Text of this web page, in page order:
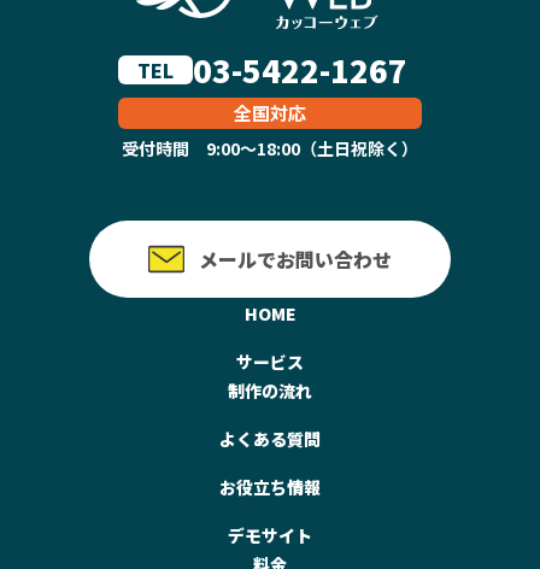
TEL 03-5422-1267
全国対応
受付時間 9:00～18:00（土日祝除く）
メールでお問い合わせ
HOME
サービス
制作の流れ
よくある質問
お役立ち情報
デモサイト
料金